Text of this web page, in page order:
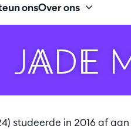
onsOver ons
JADE
studeerde in 2016 af